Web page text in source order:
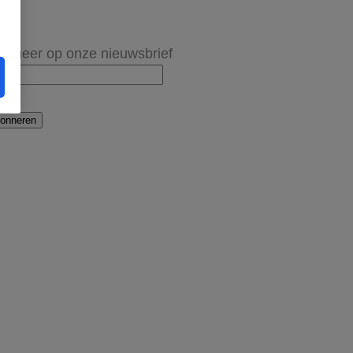
op onze nieuwsbrief